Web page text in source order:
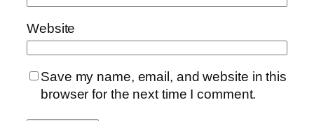
Website
Save my name, email, and website in this
browser for the next time I comment.